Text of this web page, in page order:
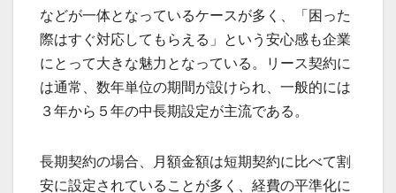
などが一体となっているケースが多く、「困った
際はすぐ対応してもらえる」という安心感も企業
にとって大きな魅力となっている。リース契約に
は通常、数年単位の期間が設けられ、一般的には
３年から５年の中長期設定が主流である。
長期契約の場合、月額金額は短期契約に比べて割
安に設定されていることが多く、経費の平準化に